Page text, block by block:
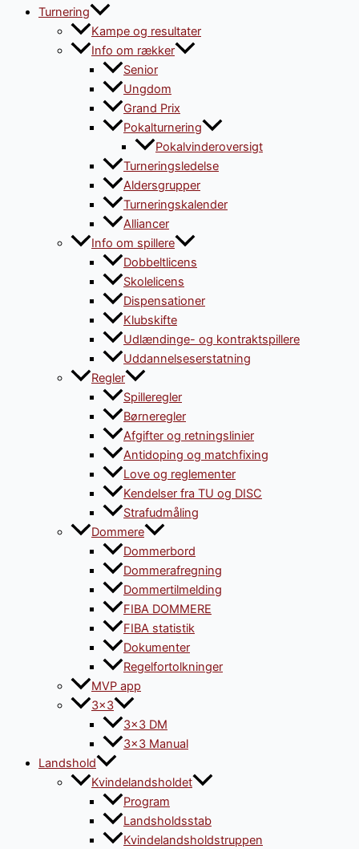
Turnering
Kampe og resultater
Info om rækker
Senior
Ungdom
Grand Prix
Pokalturnering
Pokalvinderoversigt
Turneringsledelse
Aldersgrupper
Turneringskalender
Alliancer
Info om spillere
Dobbeltlicens
Skolelicens
Dispensationer
Klubskifte
Udlændinge- og kontraktspillere
Uddannelseserstatning
Regler
Spilleregler
Børneregler
Afgifter og retningslinier
Antidoping og matchfixing
Love og reglementer
Kendelser fra TU og DISC
Strafudmåling
Dommere
Dommerbord
Dommerafregning
Dommertilmelding
FIBA DOMMERE
FIBA statistik
Dokumenter
Regelfortolkninger
MVP app
3×3
3×3 DM
3×3 Manual
Landshold
Kvindelandsholdet
Program
Landsholdsstab
Kvindelandsholdstruppen